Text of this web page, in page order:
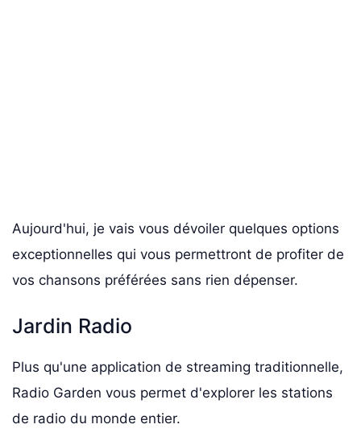
Aujourd'hui, je vais vous dévoiler quelques options
exceptionnelles qui vous permettront de profiter de
vos chansons préférées sans rien dépenser.
Jardin Radio
Plus qu'une application de streaming traditionnelle,
Radio Garden vous permet d'explorer les stations
de radio du monde entier.